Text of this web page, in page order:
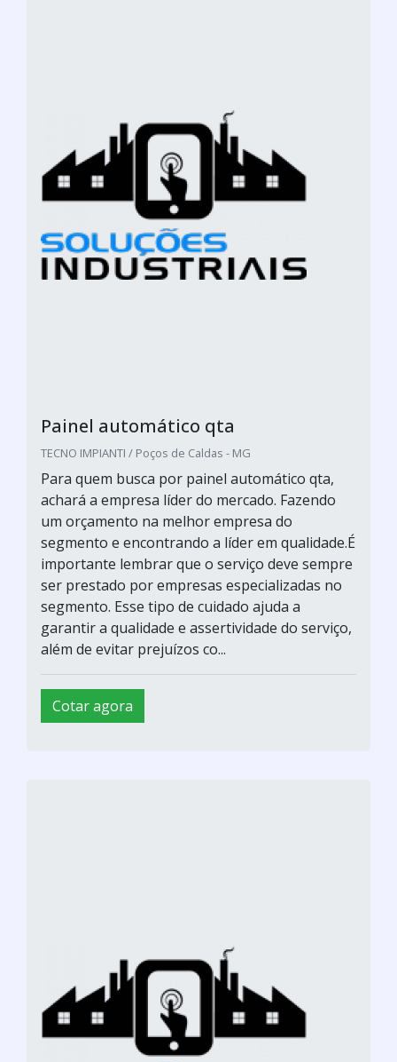
Painel automático qta
TECNO IMPIANTI / Poços de Caldas - MG
Para quem busca por painel automático qta,
achará a empresa líder do mercado. Fazendo
um orçamento na melhor empresa do
segmento e encontrando a líder em qualidade.É
importante lembrar que o serviço deve sempre
ser prestado por empresas especializadas no
segmento. Esse tipo de cuidado ajuda a
garantir a qualidade e assertividade do serviço,
além de evitar prejuízos co...
Cotar agora